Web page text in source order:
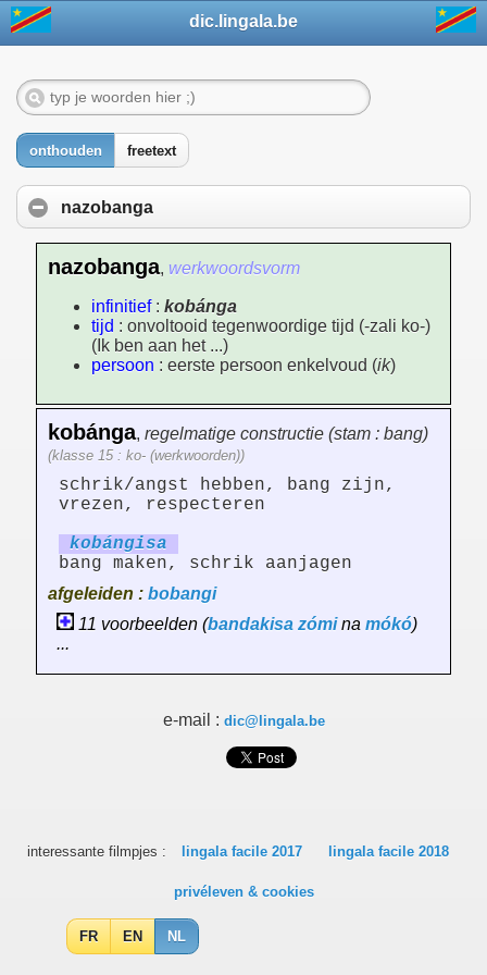
dic.lingala.be
onthouden freetext
nazobanga
nazobanga, werkwoordsvorm
infinitief: kobánga
tijd : onvoltooid tegenwoordige tijd (-zali ko-)
(Ik ben aan het ...)
persoon : eerste persoon enkelvoud (ik)
kobánga, regelmatige constructie (stam : bang)
(klasse 15 : ko- (werkwoorden))
schrik/angst hebben, bang zijn,
vrezen, respecteren
kobángisa
bang maken, schrik aanjagen
afgeleiden : bobangi
11 voorbeelden (bandakisa zómina mókó)
...
e-mail : dic@lingala.be
interessante filmpjes : lingala facile 2017 lingala facile 2018
privéleven & cookies
FR EN NL